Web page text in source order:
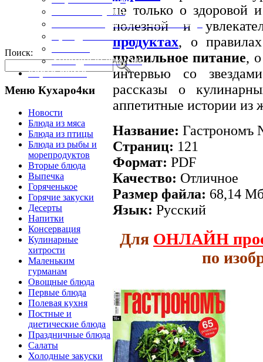
Полевая кухня
Постные и диетические блюда
Холодные закуски
Карта сайта
Поиск:
Меню Кухаро4ки
Новости
Блюда из мяса
Блюда из птицы
Блюда из рыбы и
морепродуктов
Вторые блюда
Выпечка
Горяченькое
Горячие закуски
Десерты
Напитки
Консервация
Кулинарные
хитрости
Маленьким
гурманам
Овощные блюда
Первые блюда
Полевая кухня
Постные и
диетические блюда
Праздничные блюда
Салаты
Холодные закуски
не только о здоровой
полезной и
продуктах, о
правильное питание,
интервью со
рассказы о
аппетитные истории
Название: Гастрономъ
Страниц: 121
Формат: PDF
Качество: Отличное
Размер файла: 68,14
Язык: Русский
Для ОНЛАЙН
по